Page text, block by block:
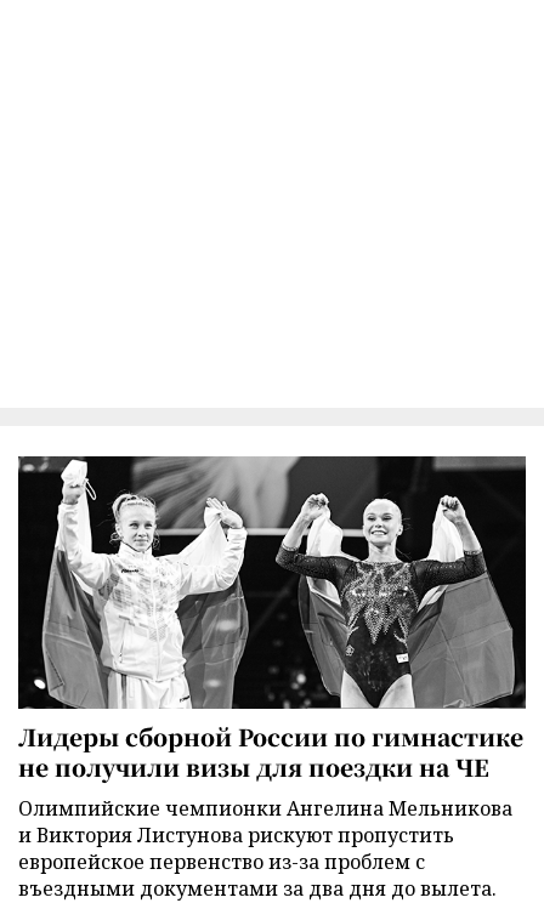
Лидеры сборной России по гимнастике
не получили визы для поездки на ЧЕ
Олимпийские чемпионки Ангелина Мельникова
и Виктория Листунова рискуют пропустить
европейское первенство из-за проблем с
въездными документами за два дня до вылета.